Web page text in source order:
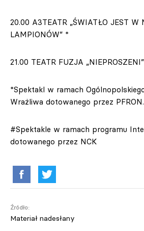
20.00 A3TEATR „ŚWIATŁO JEST W
LAMPIONÓW” *
21.00 TEATR FUZJA
*Spektakl w ramach
Wrażliwa dotowanego przez PFRON.
#Spektakle w ramach programu
dotowanego przez NCK
Źródło:
Materiał nadesłany